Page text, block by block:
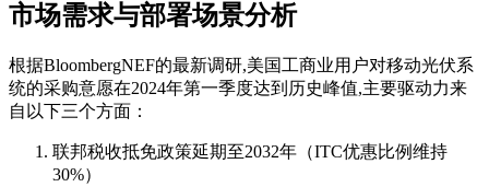
市场需求与部署场景分析
根据BloombergNEF的最新调研,美国工商业用户对移动光伏系
统的采购意愿在2024年第一季度达到历史峰值,主要驱动力来
自以下三个方面：
联邦税收抵免政策延期至2032年（ITC优惠比例维持
30%）